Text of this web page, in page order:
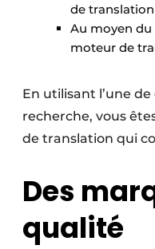
de translation
Au moyen
moteur de
En utilisant l’une
recherche, vous
de translation qui
Des
qualité